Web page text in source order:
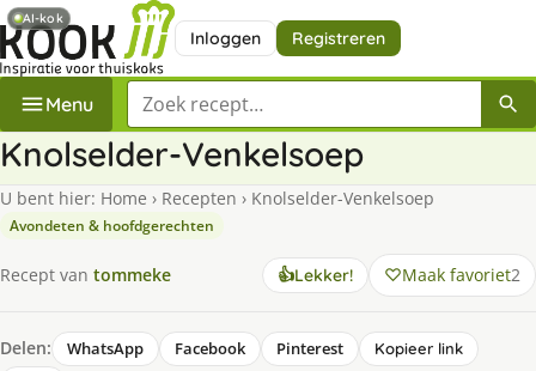
Inloggen Registreren
Menu Zoek een recept
Knolselder-Venkelsoep
U bent hier: Home › Recepten › Knolselder-Venkelsoep
Avondeten & hoofdgerechten
Recept van tommeke 👍Lekker! Maak favoriet2
Delen: WhatsApp Facebook Pinterest
Kopieer link
AI-kok